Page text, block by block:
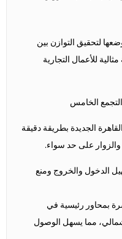
لتحقيق التوازن بين
للأعمال التجارية
الخامس
الجديدة بطريقة دقيقة
على حد سواء.
الدخول والخروج ومنع
بمحاور رئيسية في
مما يسهل الوصول